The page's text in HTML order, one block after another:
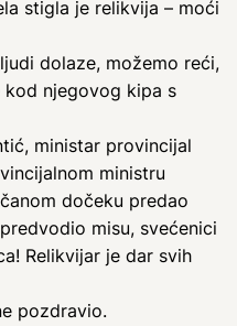
stigla je relikvija – moći
dolaze, možemo reći,
kod njegovog kipa s
ministar provincijal
ministru
dočeku predao
misu, svećenici
Relikvijar je dar svih
pozdravio.